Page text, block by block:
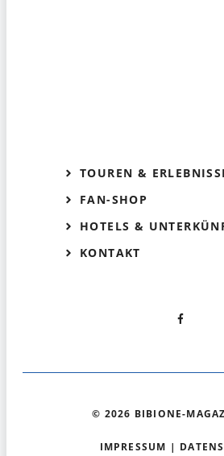
TOUREN &
FAN-SHOP
HOTELS &
KONTAKT
© 2026 BIBIONE-
IMPRESSUM |